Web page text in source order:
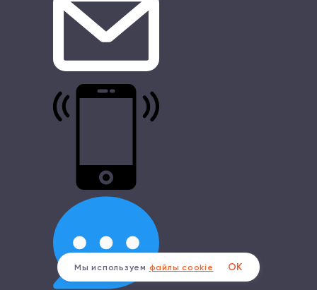
Мы используем файлы cookie ОК